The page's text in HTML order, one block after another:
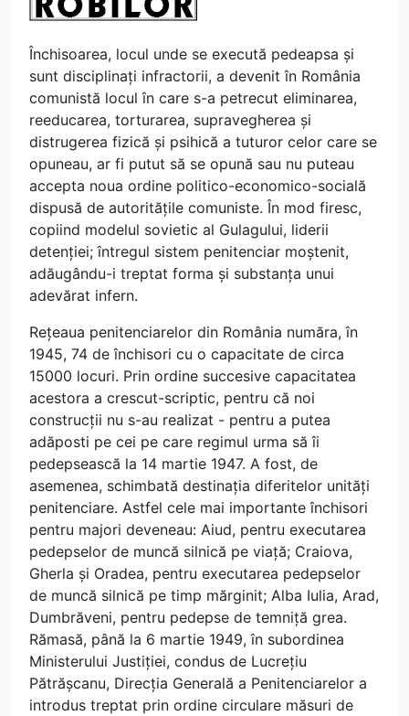
Închisoarea, locul unde se execută pedeapsa și
sunt disciplinați infractorii, a devenit în România
comunistă locul în care s-a petrecut eliminarea,
reeducarea, torturarea, supravegherea și
distrugerea fizică și psihică a tuturor celor care se
opuneau, ar fi putut să se opună sau nu puteau
accepta noua ordine politico-economico-socială
dispusă de autoritățile comuniste. În mod firesc,
copiind modelul sovietic al Gulagului, liderii
detenției; întregul sistem penitenciar moștenit,
adăugându-i treptat forma și substanța unui
adevărat infern.
Rețeaua penitenciarelor din România număra, în
1945, 74 de închisori cu o capacitate de circa
15000 locuri. Prin ordine succesive capacitatea
acestora a crescut-scriptic, pentru că noi
construcții nu s-au realizat - pentru a putea
adăposti pe cei pe care regimul urma să îi
pedepsească la 14 martie 1947. A fost, de
asemenea, schimbată destinația diferitelor unități
penitenciare. Astfel cele mai importante închisori
pentru majori deveneau: Aiud, pentru executarea
pedepselor de muncă silnică pe viață; Craiova,
Gherla și Oradea, pentru executarea pedepselor
de muncă silnică pe timp mărginit; Alba Iulia, Arad,
Dumbrăveni, pentru pedepse de temniță grea.
Rămasă, până la 6 martie 1949, în subordinea
Ministerului Justiției, condus de Lucrețiu
Pătrășcanu, Direcția Generală a Penitenciarelor a
introdus treptat prin ordine circulare măsuri de